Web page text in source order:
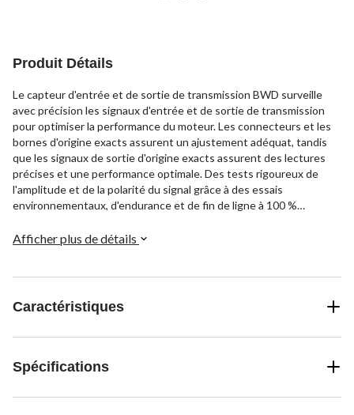
Produit Détails
Le capteur d'entrée et de sortie de transmission BWD surveille
avec précision les signaux d'entrée et de sortie de transmission
pour optimiser la performance du moteur. Les connecteurs et les
bornes d'origine exacts assurent un ajustement adéquat, tandis
que les signaux de sortie d'origine exacts assurent des lectures
précises et une performance optimale. Des tests rigoureux de
l'amplitude et de la polarité du signal grâce à des essais
environnementaux, d'endurance et de fin de ligne à 100 %
haut niveau de précision optimise le rendement du moteur ainsi
Afficher plus de détails
Caractéristiques
Spécifications